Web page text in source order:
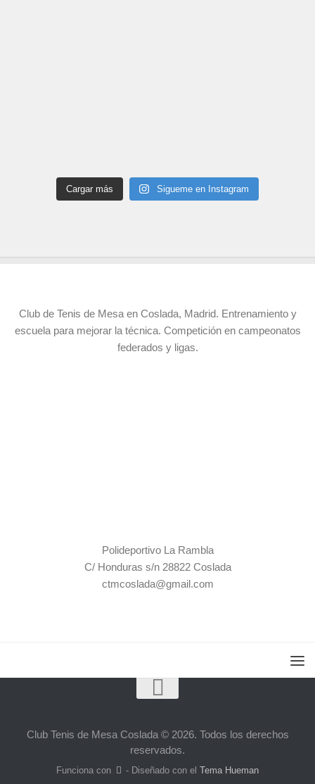
Cargar más Sigueme en Instagram
Club de Tenis de Mesa en Coslada, Madrid. Entrenamiento y
escuela para mejorar la técnica. Competición en campeonatos
federados y ligas.
Polideportivo La Rambla
C/ Honduras s/n 28822 Coslada
ctmcoslada@gmail.com
Club Tenis de Mesa Coslada © 2026. Todos los derechos
reservados.
Funciona con - Diseñado con elTema Hueman